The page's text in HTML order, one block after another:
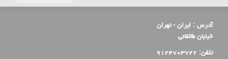
آدرس : ایران - تهران
خیابان طالقانی
تلفن: ۹۱۲۴۷۰۳۷۲۲